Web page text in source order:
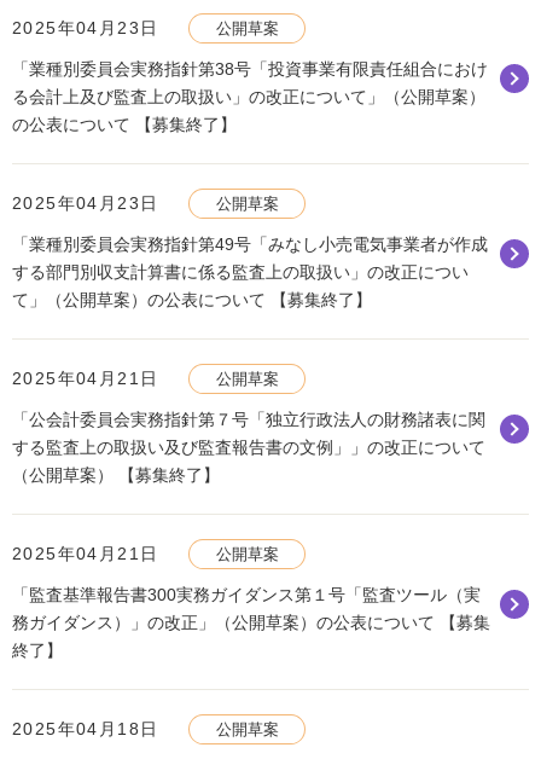
2025年04月23日 公開草案
「業種別委員会実務指針第38号「投資事業有限責任組合におけ
る会計上及び監査上の取扱い」の改正について」（公開草案）
の公表について 【募集終了】
2025年04月23日 公開草案
「業種別委員会実務指針第49号「みなし小売電気事業者が作成
する部門別収支計算書に係る監査上の取扱い」の改正につい
て」（公開草案）の公表について 【募集終了】
2025年04月21日 公開草案
「公会計委員会実務指針第７号「独立行政法人の財務諸表に関
する監査上の取扱い及び監査報告書の文例」」の改正について
（公開草案） 【募集終了】
2025年04月21日 公開草案
「監査基準報告書300実務ガイダンス第１号「監査ツール（実
務ガイダンス）」の改正」（公開草案）の公表について 【募集
終了】
2025年04月18日 公開草案